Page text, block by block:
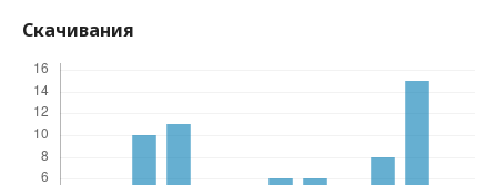
Скачивания